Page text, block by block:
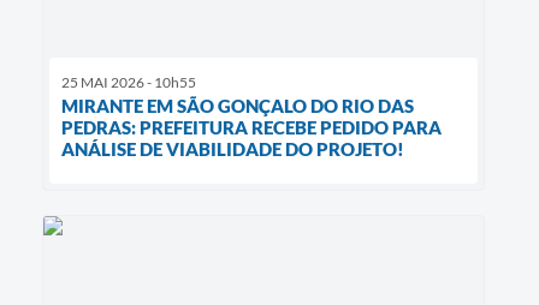
25 MAI 2026 - 10h55
MIRANTE EM SÃO GONÇALO DO RIO DAS
PEDRAS: PREFEITURA RECEBE PEDIDO PARA
ANÁLISE DE VIABILIDADE DO PROJETO!